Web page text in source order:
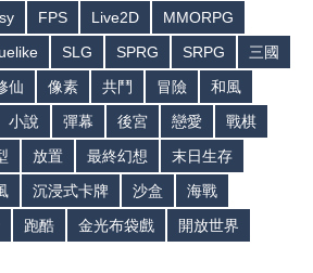
FPS Live2D
MMORPG
SLG SPRG SRPG
三國
仙 像素 共鬥 冒險
和風
小說 彈幕 後宮 戀愛
戰棋
放置 最終幻想
末日生存
沉浸式卡牌 沙盒
海戰
跑酷 金光布袋戲
開放世界